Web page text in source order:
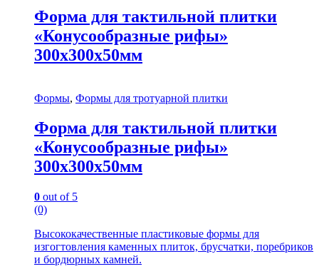
Форма для тактильной плитки
«Конусообразные рифы»
300х300х50мм
Формы, Формы для тротуарной плитки
Форма для тактильной плитки
«Конусообразные рифы»
300х300х50мм
0 out of 5
(0)
Высококачественные пластиковые формы для
изгогтовления каменных плиток, брусчатки, поребриков
и бордюрных камней.